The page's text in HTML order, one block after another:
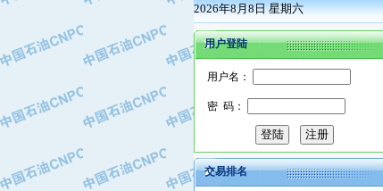
2026年8月8日 星期六
用户登陆
用户名：
密 码：
交易排名
·南石力天传动件有限公司
·浙江瑞普环境技术有限公司
·华北石油新大禹环保设备有限公司
·河北翼凌机械制造总厂
·实华(天津)国际贸易有限公司
·上海宝钢商贸有限公司
·辽河石油勘探局总机械厂
·正泰集团